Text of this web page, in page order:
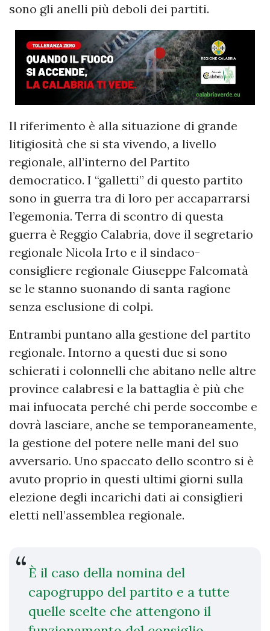
sono gli anelli più deboli dei partiti.
Il riferimento è alla situazione di grande
litigiosità che si sta vivendo, a livello
regionale, all’interno del Partito
democratico. I “galletti” di questo partito
sono in guerra tra di loro per accaparrarsi
l’egemonia. Terra di scontro di questa
guerra è Reggio Calabria, dove il segretario
regionale Nicola Irto e il sindaco-
consigliere regionale Giuseppe Falcomatà
se le stanno suonando di santa ragione
senza esclusione di colpi.
Entrambi puntano alla gestione del partito
regionale. Intorno a questi due si sono
schierati i colonnelli che abitano nelle altre
province calabresi e la battaglia è più che
mai infuocata perché chi perde soccombe e
dovrà lasciare, anche se temporaneamente,
la gestione del potere nelle mani del suo
avversario. Uno spaccato dello scontro si è
avuto proprio in questi ultimi giorni sulla
elezione degli incarichi dati ai consiglieri
eletti nell’assemblea regionale.
È il caso della nomina del
capogruppo del partito e a tutte
quelle scelte che attengono il